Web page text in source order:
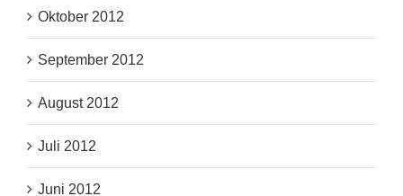
Oktober 2012
September 2012
August 2012
Juli 2012
Juni 2012